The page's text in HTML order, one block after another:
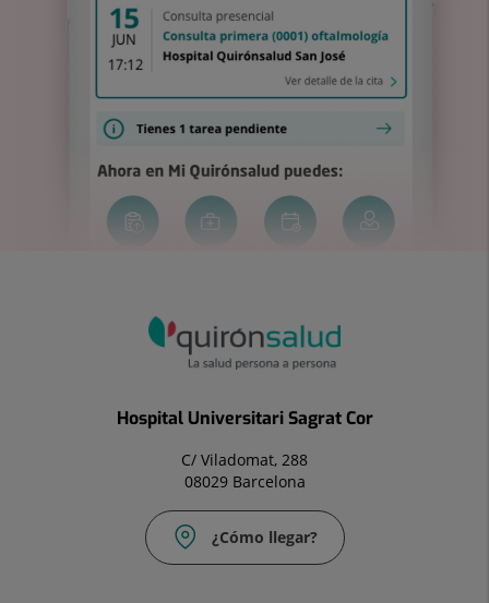
Hospital Universitari Sagrat Cor
C/ Viladomat, 288
08029 Barcelona
¿Cómo llegar?